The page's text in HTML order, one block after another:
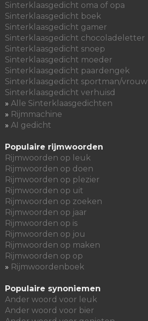
Sinterklaasgedicht oma of opa
Sinterklaasgedicht boek
Sinterklaasgedicht gamer
Sinterklaasgedicht chocoladeletter
Sinterklaasgedicht snoep
Sinterklaasgedicht moeder
Sinterklaasgedicht paardengek
Sinterklaasgedicht sportman/vrouw
Sinterklaasgedicht verhuisd
» Alle Sinterklaasgedichten
» Rijmmachine
» AI gedicht
Populaire rijmwoorden
Rijmwoorden op leuk
Rijmwoorden op doen
Rijmwoorden op plezier
Rijmwoorden op uit
Rijmwoorden op zoeken
Rijmwoorden op jaar
Rijmwoorden op is
Rijmwoorden op jou
Rijmwoorden op maken
Rijmwoorden op op
» Rijmwoordenboek
Populaire synoniemen
Ander woord voor leuk
Ander woord voor bier